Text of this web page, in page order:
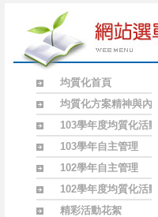
均質化首頁
均質化方案精神與內涵
103學年度均質化活動
103學年自主管理
102學年自主管理
102學年度均質化活動
精彩活動花絮